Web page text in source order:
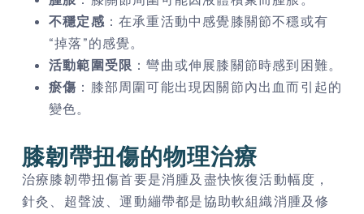
不穩定感 ：在承重活動中感覺膝關節不穩或有
“掉落”的感覺。
活動範圍受限 ：彎曲或伸展膝關節時感到困難。
瘀傷 ：膝部周圍可能出現因關節內出血而引起的
變色。
膝韌帶扭傷的物理治療
治療膝韌帶扭傷首要是消腫及盡快恢復活動幅度，
針灸、超聲波、運動繃帶都是協助軟組織消腫及修